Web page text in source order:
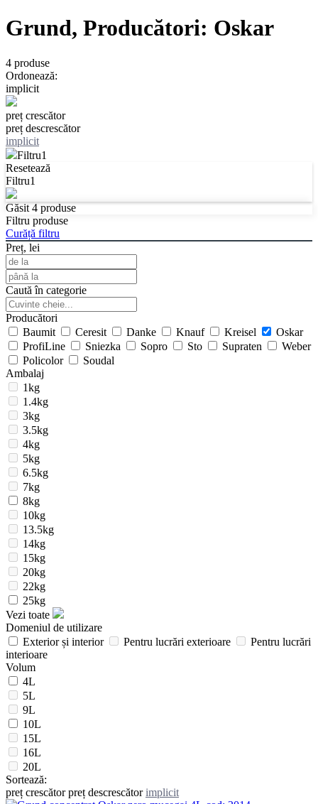
Grund, Producători: Oskar
4 produse
Ordonează:
implicit
preț crescător
preț descrescător
implicit
Filtru1
Resetează
Filtru1
Găsit 4 produse
Filtru produse
Curăță filtru
Preț, lei
Caută în categorie
Producători
Baumit
Ceresit Danke Knauf Kreisel
Oskar
ProfiLine
Sniezka Sopro Sto Supraten
Weber
Policolor
Soudal
Ambalaj
1kg
1.4kg
3kg
3.5kg
4kg
5kg
6.5kg
7kg
8kg
10kg
13.5kg
14kg
15kg
20kg
22kg
25kg
Vezi toate
Domeniul de utilizare
Exterior și interior
Pentru lucrări exterioare
Pentru lucrări
interioare
Volum
4L
5L
9L
10L
15L
16L
20L
Sortează:
preț crescător preț descrescător implicit